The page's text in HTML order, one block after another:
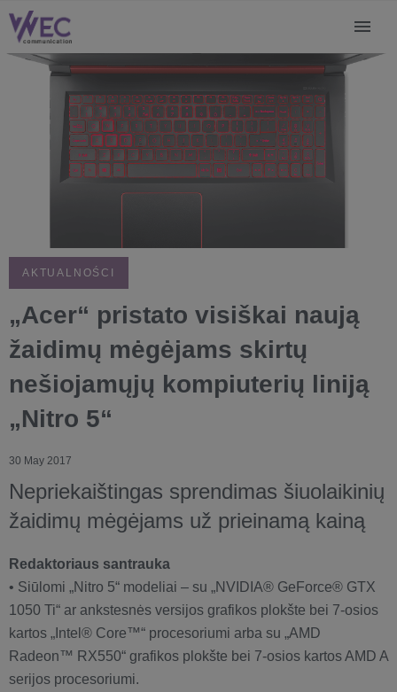
AKTUALNOŚCI
„Acer“ pristato visiškai naują
žaidimų mėgėjams skirtų
nešiojamųjų kompiuterių liniją
„Nitro 5“
30 May 2017
Nepriekaištingas sprendimas šiuolaikinių
žaidimų mėgėjams už prieinamą kainą
Redaktoriaus santrauka
• Siūlomi „Nitro 5“ modeliai – su „NVIDIA® GeForce® GTX
1050 Ti“ ar ankstesnės versijos grafikos plokšte bei 7-osios
kartos „Intel® Core™“ procesoriumi arba su „AMD
Radeon™ RX550“ grafikos plokšte bei 7-osios kartos AMD A
serijos procesoriumi.